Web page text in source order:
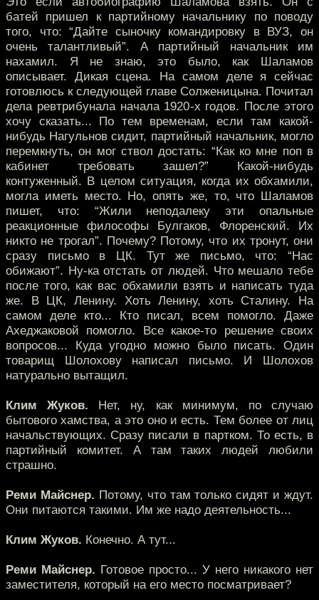
батей пришел к партийному начальнику по поводу
того, что: “Дайте сыночку командировку в ВУЗ, он
очень талантливый”. А партийный начальник им
нахамил. Я не знаю, это было, как Шаламов
описывает. Дикая сцена. На самом деле я сейчас
готовлюсь к следующей главе Солженицына. Почитал
дела ревтрибунала начала 1920-х годов. После этого
хочу сказать... По тем временам, если там какой-
нибудь Нагульнов сидит, партийный начальник, могло
перемкнуть, он мог ствол достать: “Как ко мне поп в
кабинет требовать зашел?” Какой-нибудь
контуженный. В целом ситуация, когда их обхамили,
могла иметь место. Но, опять же, то, что Шаламов
пишет, что: “Жили неподалеку эти опальные
реакционные философы Булгаков, Флоренский. Их
никто не трогал”. Почему? Потому, что их тронут, они
сразу письмо в ЦК. Тут же письмо, что: “Нас
обижают”. Ну-ка отстать от людей. Что мешало тебе
после того, как вас обхамили взять и написать туда
же. В ЦК, Ленину. Хоть Ленину, хоть Сталину. На
самом деле кто... Кто писал, всем помогло. Даже
Ахеджаковой помогло. Все какое-то решение своих
вопросов... Куда угодно можно было писать. Один
товарищ Шолохову написал письмо. И Шолохов
натурально вытащил.
Клим Жуков. Нет, ну, как минимум, по случаю
бытового хамства, а это оно и есть. Тем более от лиц
начальствующих. Сразу писали в партком. То есть, в
партийный комитет. А там таких людей любили
страшно.
Реми Майснер. Потому, что там только сидят и ждут.
Они питаются такими. Им же надо деятельность...
Клим Жуков. Конечно. А тут...
Реми Майснер. Готовое просто... У него никакого нет
заместителя, который на его место посматривает?